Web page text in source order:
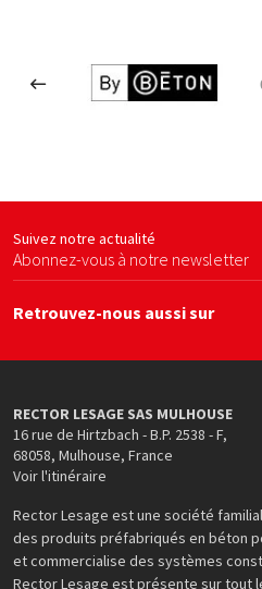
Suivez notre actualité
Abonnez-vous à notre newsletter
Retrouvez-nous aussi sur
RECTOR LESAGE SAS MULHOUSE
16 rue de Hirtzbach - B.P. 2538 - F,
68058, Mulhouse, France
Voir l'itinéraire
Rector Lesage est une société
des produits préfabriqués en béton
et commercialise des systèmes
Rector Lesage est présente sur tout